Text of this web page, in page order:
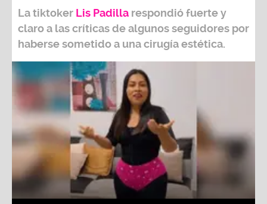
La tiktoker Lis Padilla respondió fuerte y
claro a las críticas de algunos seguidores por
haberse sometido a una cirugía estética.